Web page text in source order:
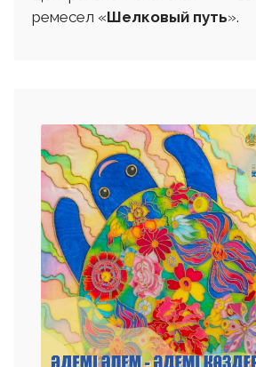
ремесел «Шелковый путь».